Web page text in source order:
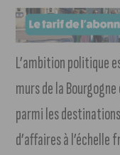
L’ambition politique
murs de la
parmi les
d’affaires à l’échelle